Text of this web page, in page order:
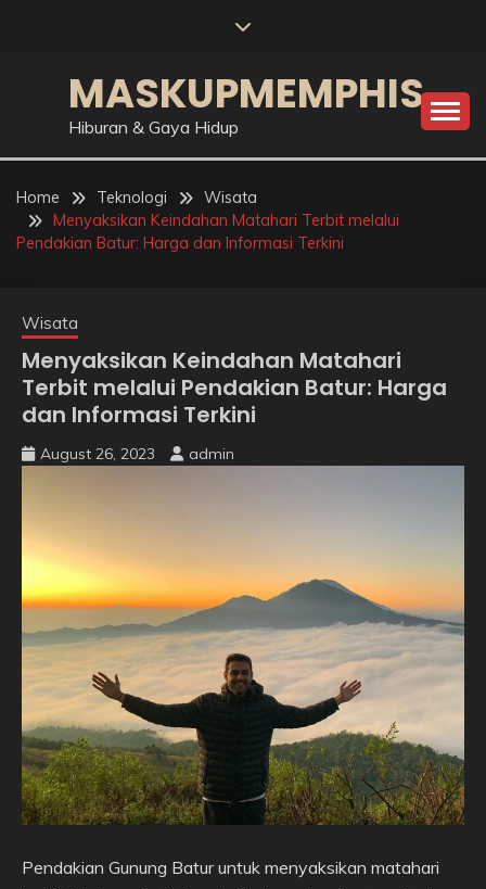
MASKUPMEMPHIS
Hiburan & Gaya Hidup
Home Teknologi
Wisata
Menyaksikan Keindahan Matahari Terbit melalui
Pendakian Batur: Harga dan Informasi Terkini
Wisata
Menyaksikan Keindahan Matahari
Terbit melalui Pendakian Batur: Harga
dan Informasi Terkini
August 26, 2023 admin
Pendakian Gunung Batur untuk menyaksikan matahari